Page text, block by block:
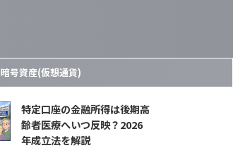
暗号資産(仮想通貨)
特定口座の金融所得は後期高
齢者医療へいつ反映？2026
年成立法を解説